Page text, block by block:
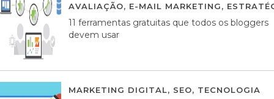
AVALIAÇÃO, E-MAIL MARKETING,
11 ferramentas gratuitas que todos os bloggers
devem usar
MARKETING DIGITAL, SEO, TECNOLOGIA